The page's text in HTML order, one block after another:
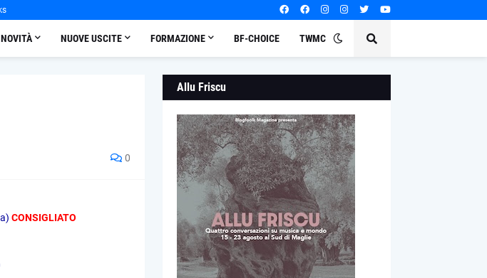
NOVITÀ NUOVE USCITE FORMAZIONE BF-CHOICE TWMC
0
CONSIGLIATO
Allu Friscu